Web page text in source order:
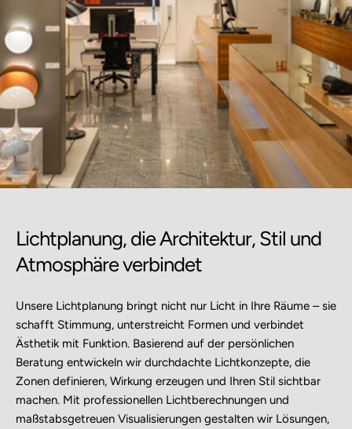
Lichtplanung, die Architektur, Stil und
Atmosphäre verbindet
Unsere Lichtplanung bringt nicht nur Licht in Ihre Räume – sie
schafft Stimmung, unterstreicht Formen und verbindet
Ästhetik mit Funktion. Basierend auf der persönlichen
Beratung entwickeln wir durchdachte Lichtkonzepte, die
Zonen definieren, Wirkung erzeugen und Ihren Stil sichtbar
machen. Mit professionellen Lichtberechnungen und
maßstabsgetreuen Visualisierungen gestalten wir Lösungen,